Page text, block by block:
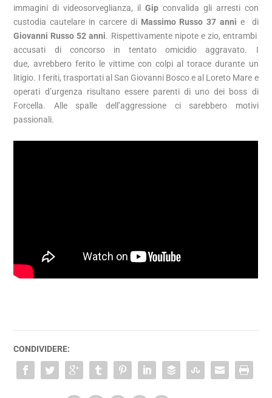
immagini di videosorveglianza, il Gip convalida gli arresti con
custodia cautelare in carcere di Massimo Russo 37 anni e di
Giovanni Russo 52 anni. Rispettivamente nipote e zio, entrambi
accusati di concorso in tentato omicidio aggravato. I
due, avrebbero ferito le vittime con colpi al torace durante un
litigio. I feriti, trasportati al San Giovanni Bosco e al Loreto Mare e
operati d’urgenza risultano essere parenti di uno dei boss di
Forcella. Alle spalle dell’aggressione ci sarebbero motivi
passionali.
CONDIVIDERE: